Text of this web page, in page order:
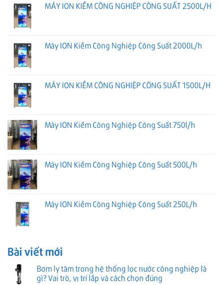
MÁY ION KIỀM CÔNG NGHIỆP CÔNG SUẤT 2500L/H
Máy ION Kiềm Công Nghiệp Công Suất 2000L/h
MÁY ION KIỀM CÔNG NGHIỆP CÔNG SUẤT 1500L/H
Máy ION Kiềm Công Nghiệp Công Suất 750l/h
Máy ION Kiềm Công Nghiệp Công Suất 500L/h
Máy ION Kiềm Công Nghiệp Công Suất 250L/h
Bài viết mới
Bơm ly tâm trong hệ thống lọc nước công nghiệp là
gì? Vai trò, vị trí lắp và cách chọn đúng